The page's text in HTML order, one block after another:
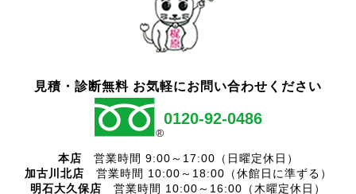
見積・診断無料 お気軽にお問い合わせください
0120-92-0486
本店 営業時間 9:00～17:00（日曜定休日）
加古川北店 営業時間 10:00～18:00（休館日に準ずる）
明石大久保店 営業時間 10:00～16:00（木曜定休日）